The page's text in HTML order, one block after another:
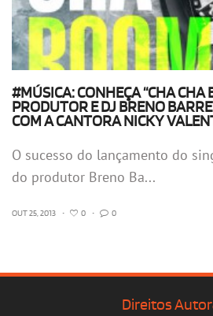
#MÚSICA: CONHEÇA “CHA CHA
PRODUTOR E DJ BRENO
COM A CANTORA NICKY
O sucesso do lançamento do
do produtor Breno Ba...
OUT 25, 2013 • 0 • 0
Direitos